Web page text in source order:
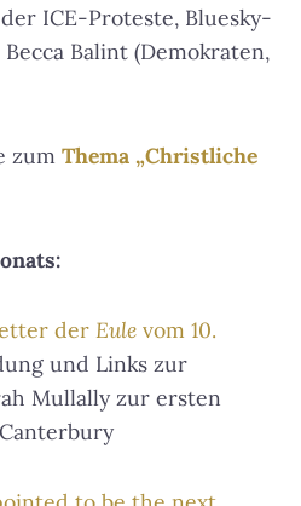
ICE-Proteste, Bluesky-
Balint (Demokraten,
zum Thema „Christliche
der Eule vom 10.
und Links zur
Mullally zur ersten